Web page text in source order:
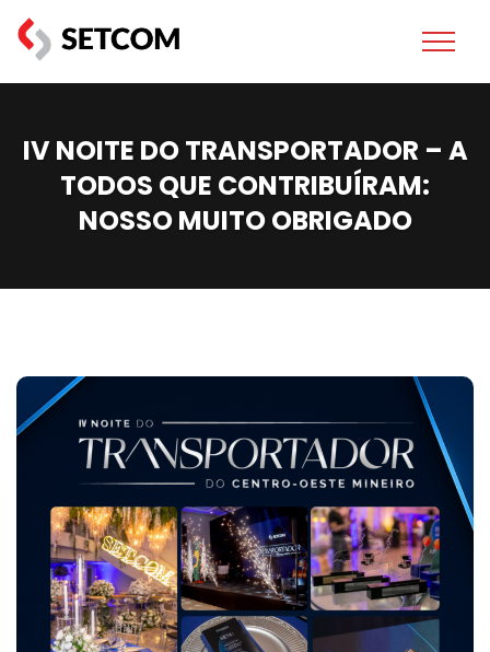
IV NOITE DO TRANSPORTADOR – A
TODOS QUE CONTRIBUÍRAM:
NOSSO MUITO OBRIGADO